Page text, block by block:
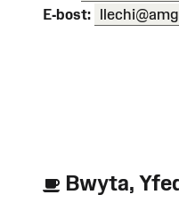
E-bost:
Bwyta,